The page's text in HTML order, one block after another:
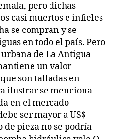
pero dichas
casi muertos e infieles
se compran y se
en todo el país. Pero
de La Antigua
un valor
son talladas en
ilustrar se menciona
en el mercado
ser mayor a US$
de pieza no se podría